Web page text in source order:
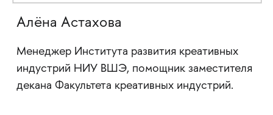
Алёна Астахова
Менеджер Института развития креативных
индустрий НИУ ВШЭ, помощник заместителя
декана Факультета креативных индустрий.